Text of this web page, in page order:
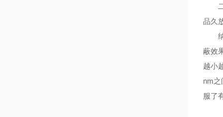
二
品久
纳
蔽效
越小
nm
服了